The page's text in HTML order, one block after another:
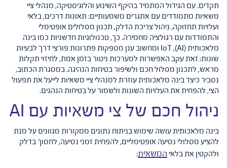
תקדים. עם הגידול המתמיד בהיקף השינוע והלוגיסטיקה, מנהלי ציי
משאיות מתמודדים עם אתגרים משמעותיים: תאונות דרכים, בלאי
ועלויות תחזוקה, ניהול צריכת הדלק, תכנון מסלולים אופטימלי
והתמודדות עם רגולציה מחמירה. כך, טכנולוגיות חדשניות כמו בינה
מלאכותית (AI), IoT ומחשוב ענן מספקות פתרונות פורצי דרך לבעיות
שונות; זאת עקב האפשרות למערכות ניטור בזמן אמת, לחיזוי תקלות
מראש, לתכנון מסלול חכם ולשיפור בטיחות הנהיגה. במסגרת הכתוב,
נסביר כיצד בינה מלאכותית עוזרת למנהלי ציי משאיות לייעל את תפעול
הצי, להפחית את העלויות השונות ולשמור על בטיחות הנהגים.
ניהול חכם של צי משאיות עם AI
בינה מלאכותית עושה שימוש בניתוח נתונים ממקורות מגוונים על מנת
להציע מסלולי נסיעה אופטימליים, להפחית זמני נסיעה, לחסוך בדלק
ולהקטין את בלאי המשאית: